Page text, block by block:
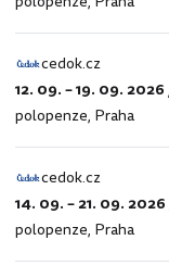
cedok.cz
cedok.cz
12. 09. – 19. 09. 2026
polopenze, Praha
cedok.cz
cedok.cz
14. 09. – 21. 09. 2026
polopenze, Praha